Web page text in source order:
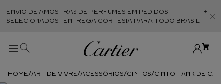
ENVIO DE AMOSTRAS DE PERFUMES EM PEDIDOS
SELECIONADOS | ENTREGA CORTESIA PARA TODO BRASIL
ART DE VIVRE ACESSÓRIOS CINTOS CINTO TANK DE